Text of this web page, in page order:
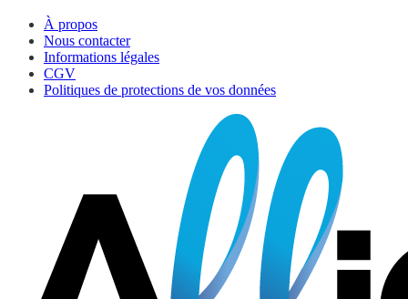
À propos
Nous contacter
Informations légales
CGV
Politiques de protections de vos données